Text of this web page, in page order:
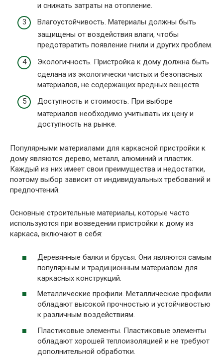
и снижать затраты на отопление.
Влагоустойчивость. Материалы должны быть
защищены от воздействия влаги, чтобы
предотвратить появление гнили и других проблем.
Экологичность. Пристройка к дому должна быть
сделана из экологически чистых и безопасных
материалов, не содержащих вредных веществ.
Доступность и стоимость. При выборе
материалов необходимо учитывать их цену и
доступность на рынке.
Популярными материалами для каркасной пристройки к
дому являются дерево, металл, алюминий и пластик.
Каждый из них имеет свои преимущества и недостатки,
поэтому выбор зависит от индивидуальных требований и
предпочтений.
Основные строительные материалы, которые часто
используются при возведении пристройки к дому из
каркаса, включают в себя:
Деревянные балки и брусья. Они являются самым
популярным и традиционным материалом для
каркасных конструкций.
Металлические профили. Металлические профили
обладают высокой прочностью и устойчивостью
к различным воздействиям.
Пластиковые элементы. Пластиковые элементы
обладают хорошей теплоизоляцией и не требуют
дополнительной обработки.